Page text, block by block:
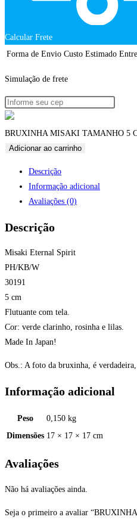
Calcular Frete
Forma de Envio Custo Estimado
Simulação de frete
BRUXINHA MISAKI TAMANHO 5
Adicionar ao carrinho
Descrição
Informação adicional
Avaliações (0)
Descrição
Misaki Eternal Spirit
PH/KB/W
30191
5 cm
Flutuante com tela.
Cor: verde clarinho, rosinha e lilas.
Made In Japan!
Obs.: A foto da bruxinha, é verdadeira,
Informação adicional
Peso
0,150 kg
Dimensões 17 × 17 × 17 cm
Avaliações
Não há avaliações ainda.
Seja o primeiro a avaliar